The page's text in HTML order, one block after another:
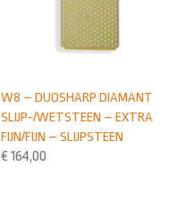
W8 – DUOSHARP DIAMANT
SLIJP-/WETSTEEN – EXTRA
FIJN/FIJN – SLIJPSTEEN
€ 164,00